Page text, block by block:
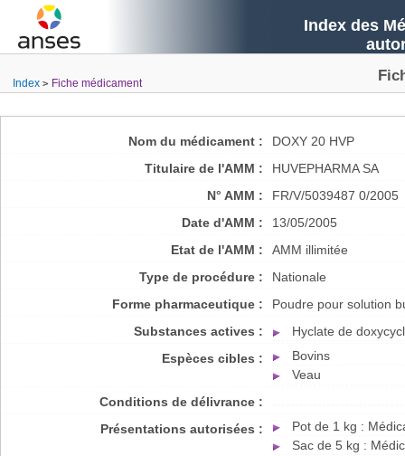
Index des
Index Fiche médicament
Nom du médicament :
DOXY 20 HVP
Titulaire de l'AMM :
HUVEPHARMA SA
N° AMM :
FR/V/5039487 0/2005
Date d'AMM :
13/05/2005
Etat de l'AMM :
AMM illimitée
Type de procédure :
Nationale
Forme pharmaceutique :
Poudre pour solution
Substances actives :
Hyclate de
Espèces cibles :
Bovins
Veau
Conditions de délivrance :
Présentations autorisées :
Pot de 1 kg :
Sac de 5 kg :